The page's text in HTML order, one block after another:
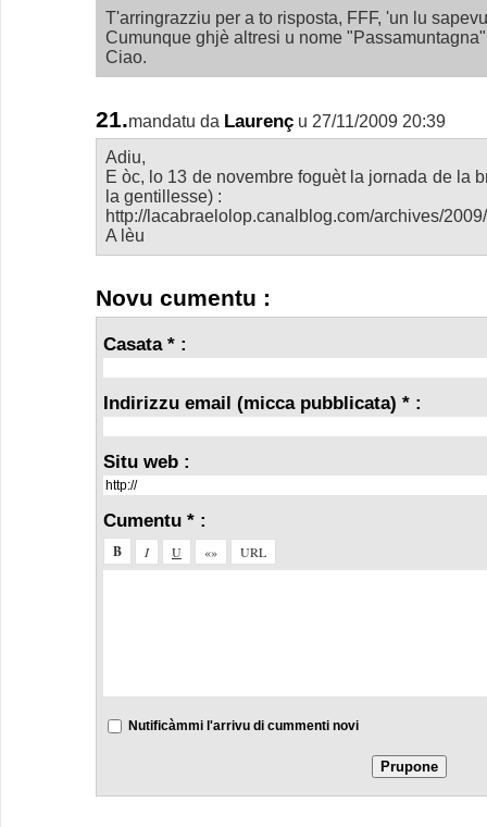
T'arringrazziu per a to risposta, FFF, 'un lu
Cumunque ghjè altresi u nome
Ciao.
21.mandatu da Laurenç u 27/11/2009 20:39
Adiu,
E òc, lo 13 de novembre foguèt la jornada de la
la gentillesse) :
http://lacabraelolop.canalblog.com/archives/
A lèu
Novu cumentu :
Casata * :
Indirizzu email (micca pubblicata) * :
Situ web :
Cumentu * :
Nutificàmmi l'arrivu di cummenti novi